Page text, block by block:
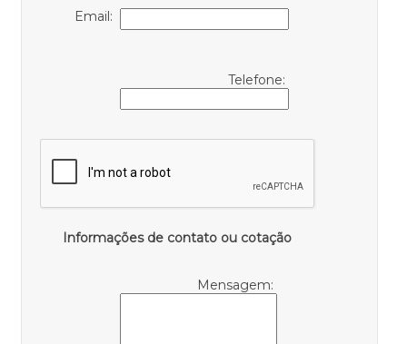
Email:
Telefone:
Informações de contato ou cotação
Mensagem: